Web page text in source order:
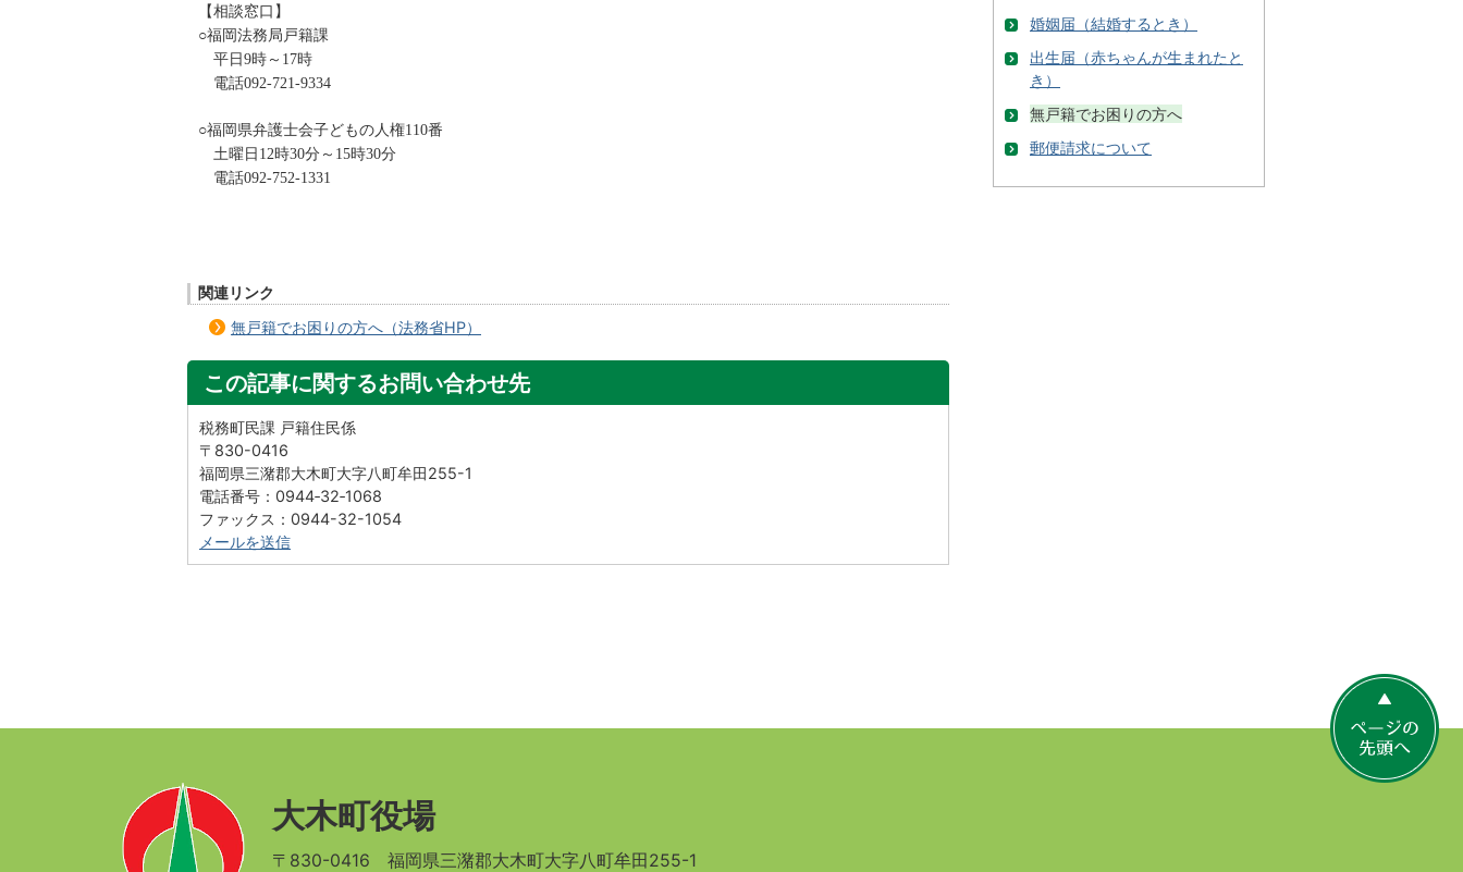
【相談窓口】
○福岡法務局戸籍課
平日9時～17時
電話092‐721‐9334
○福岡県弁護士会子どもの人権110番
土曜日12時30分～15時30分
電話092‐752‐1331
関連リンク
無戸籍でお困りの方へ（法務省HP）
この記事に関するお問い合わせ先
税務町民課 戸籍住民係
〒830-0416
福岡県三潴郡大木町大字八町牟田255-1
電話番号：0944‐32‐1068
ファックス：0944-32-1054
メールを送信
婚姻届（結婚するとき）
出生届（赤ちゃんが生まれたと
き）
無戸籍でお困りの方へ
郵便請求について
ー
ジ
の
大木町役場
〒830-0416 福岡県三潴郡大木町大字八町牟田255-1